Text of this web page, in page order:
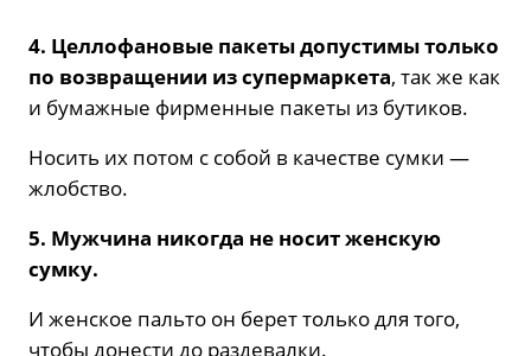
4. Целлофановые пакеты допустимы только
по возвращении из супермаркета, так же как
и бумажные фирменные пакеты из бутиков.
Носить их потом с собой в качестве сумки —
жлобство.
5. Мужчина никогда не носит женскую
сумку.
И женское пальто он берет только для того,
чтобы донести до раздевалки.